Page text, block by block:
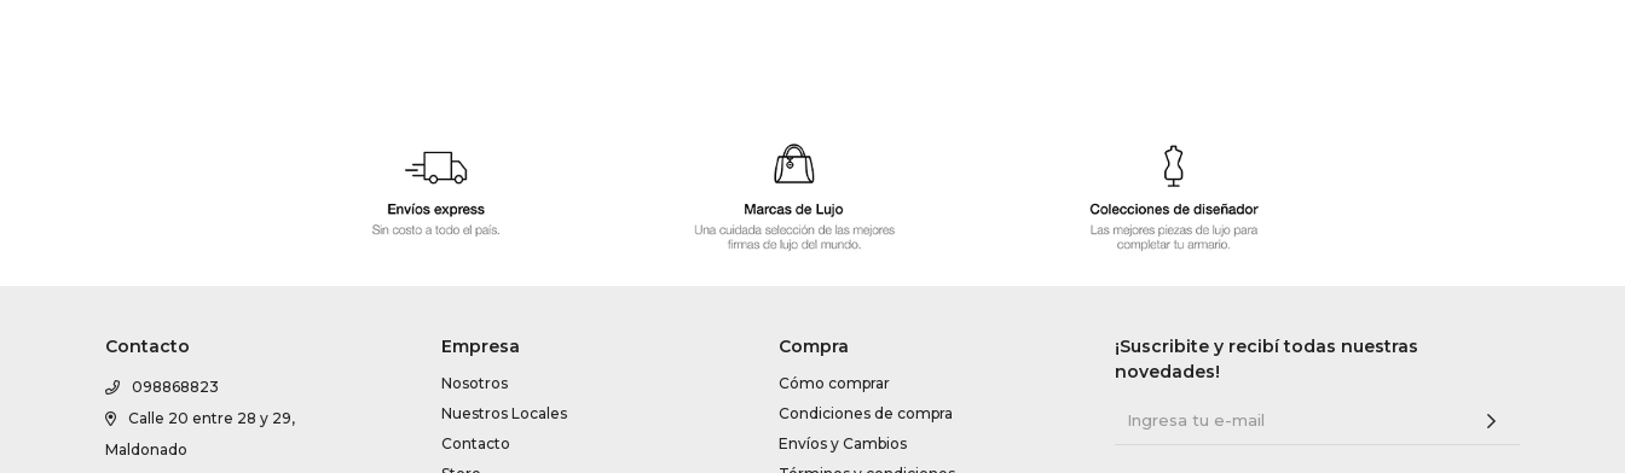
Contacto
098868823
Calle 20 entre 28 y 29,
Maldonado
Empresa
Nosotros
Nuestros Locales
Contacto
Compra
Cómo comprar
Condiciones de compra
Envíos y Cambios
¡Suscribite y recibí todas nuestras
novedades!